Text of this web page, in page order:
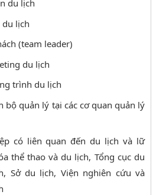
du lịch
lịch
(team leader)
du lịch
trình du lịch
bộ quản lý tại các cơ quan quản lý
có liên quan đến du lịch và lữ
thể thao và du lịch, Tổng cục du
Sở du lịch, Viện nghiên cứu và